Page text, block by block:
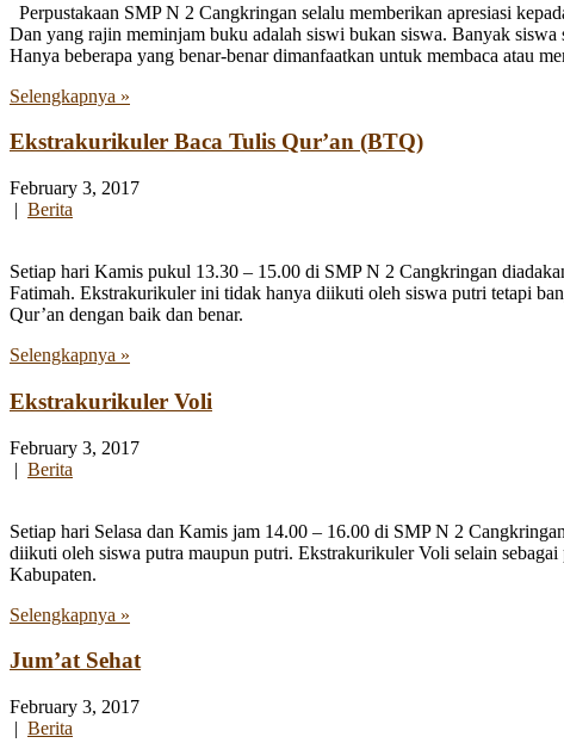
Perpustakaan SMP N 2 Cangkringan selalu memberikan apresiasi
Dan yang rajin meminjam buku adalah siswi bukan siswa. Banyak
Hanya beberapa yang benar-benar dimanfaatkan untuk membaca atau
Selengkapnya »
Ekstrakurikuler Baca Tulis Qur’an (BTQ)
February 3, 2017
| Berita
Setiap hari Kamis pukul 13.30 – 15.00 di SMP N 2 Cangkringan
Fatimah. Ekstrakurikuler ini tidak hanya diikuti oleh siswa putri tetapi
Qur’an dengan baik dan benar.
Selengkapnya »
Ekstrakurikuler Voli
February 3, 2017
| Berita
Setiap hari Selasa dan Kamis jam 14.00 – 16.00 di SMP N 2
diikuti oleh siswa putra maupun putri. Ekstrakurikuler Voli selain
Kabupaten.
Selengkapnya »
Jum’at Sehat
February 3, 2017
| Berita